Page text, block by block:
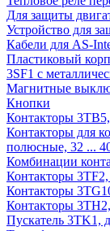
Для защиты
Устройство для
Кабели для AS-
Пластиковый
3SF1 с
Магнитные
Кнопки
Контакторы
Контакторы для
полюсные, 32 ...
Комбинации
Контакторы
Контакторы
Контакторы
Пускатель 3TK1,